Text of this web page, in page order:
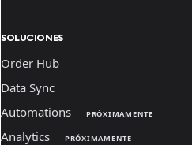
SOLUCIONES
Order Hub
Data Sync
Automations
PRÓXIMAMENTE
Analytics PRÓXIMAMENTE